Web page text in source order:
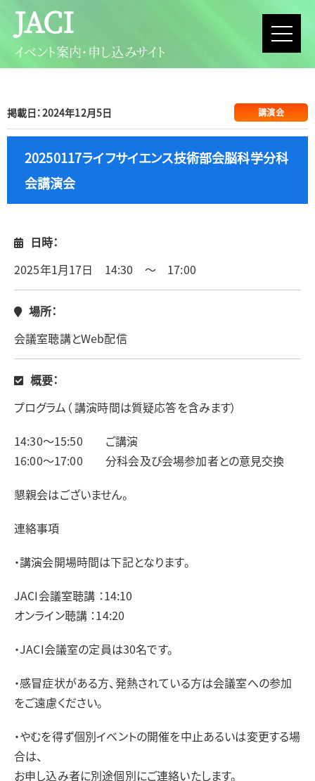
JACI
イベント案内・申し込みサイト
掲載日：2024年12月5日 講演会
20250117ライフサイエンス技術部会脳科学分科
会講演会
日時：
2025年1月17日 14:30 ～ 17:00
場所：
会議室聴講とWeb配信
概要：
プログラム（ 講演時間は質疑応答を含みます）
14:30～15:50 ご講演
16:00～17:00 分科会及び会場参加者との意見交換
懇親会はございません。
連絡事項
・講演会開場時間は下記となります。
JACI会議室聴講 ：14:10
オンライン聴講 ：14:20
・JACI会議室の定員は30名です。
・感冒症状がある方、発熱されている方は会議室への参加
をご遠慮ください。
・やむを得ず個別イベントの開催を中止あるいは変更する場
合は、
お申し込み者に別途個別にご連絡いたします。